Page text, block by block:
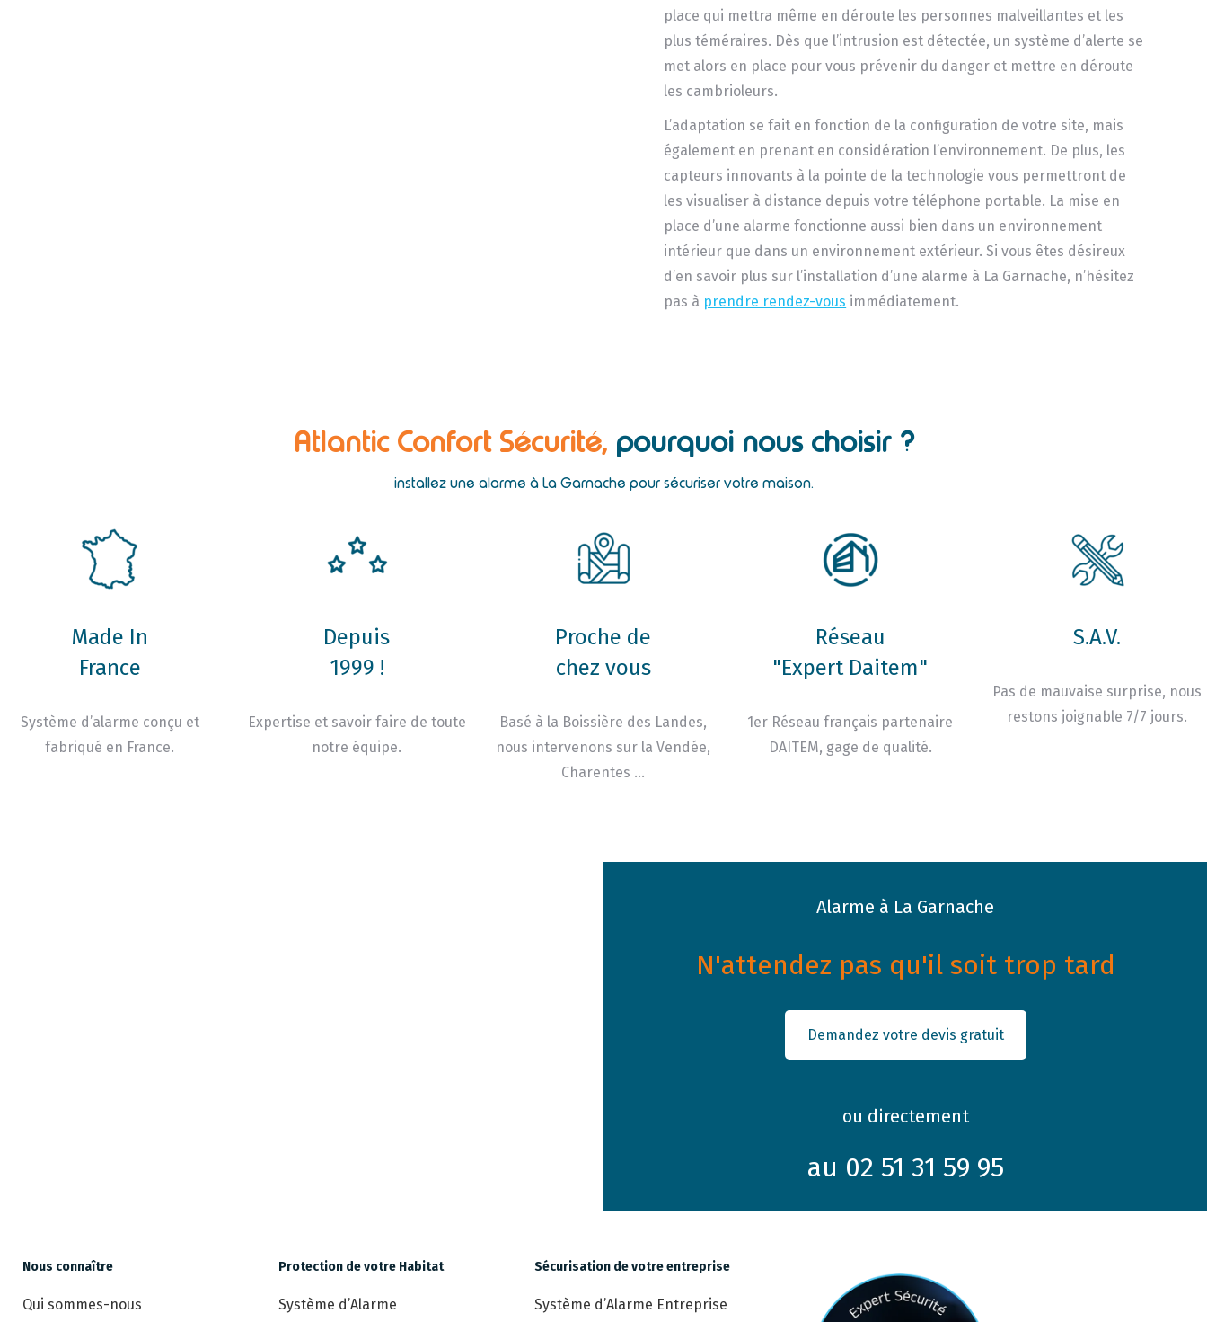
place qui mettra même en déroute les personnes malveillantes et les
plus téméraires. Dès que l’intrusion est détectée, un système d’alerte se
met alors en place pour vous prévenir du danger et mettre en déroute
les cambrioleurs.
L’adaptation se fait en fonction de la configuration de votre site, mais
également en prenant en considération l’environnement. De plus, les
capteurs innovants à la pointe de la technologie vous permettront de
les visualiser à distance depuis votre téléphone portable. La mise en
place d’une alarme fonctionne aussi bien dans un environnement
intérieur que dans un environnement extérieur. Si vous êtes désireux
d’en savoir plus sur l’installation d’une alarme à La Garnache, n’hésitez
pas à prendre rendez-vous immédiatement.
Atlantic Confort Sécurité, pourquoi nous choisir ?
installez une alarme à La Garnache pour sécuriser votre maison.
Made In
France
Système d’alarme conçu et
fabriqué en France.
Depuis
1999 !
Expertise et savoir faire de toute
notre équipe.
Proche de
chez vous
Basé à la Boissière des Landes,
nous intervenons sur la Vendée,
Charentes …
Réseau
"Expert Daitem"
1er Réseau français partenaire
DAITEM, gage de qualité.
S.A.V.
Pas de mauvaise surprise, nous
restons joignable 7/7 jours.
Alarme à La Garnache
N'attendez pas qu'il soit trop tard
Demandez votre devis gratuit
ou directement
au 02 51 31 59 95
Nous connaître
Qui sommes-nous
Protection de votre Habitat
Système d’Alarme
Sécurisation de votre entreprise
Système d’Alarme Entreprise